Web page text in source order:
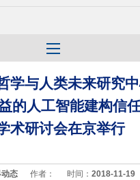
学与人类未来研究
的人工智能建构信
术研讨会在京举行
态 作者： 时间：2018-11-19